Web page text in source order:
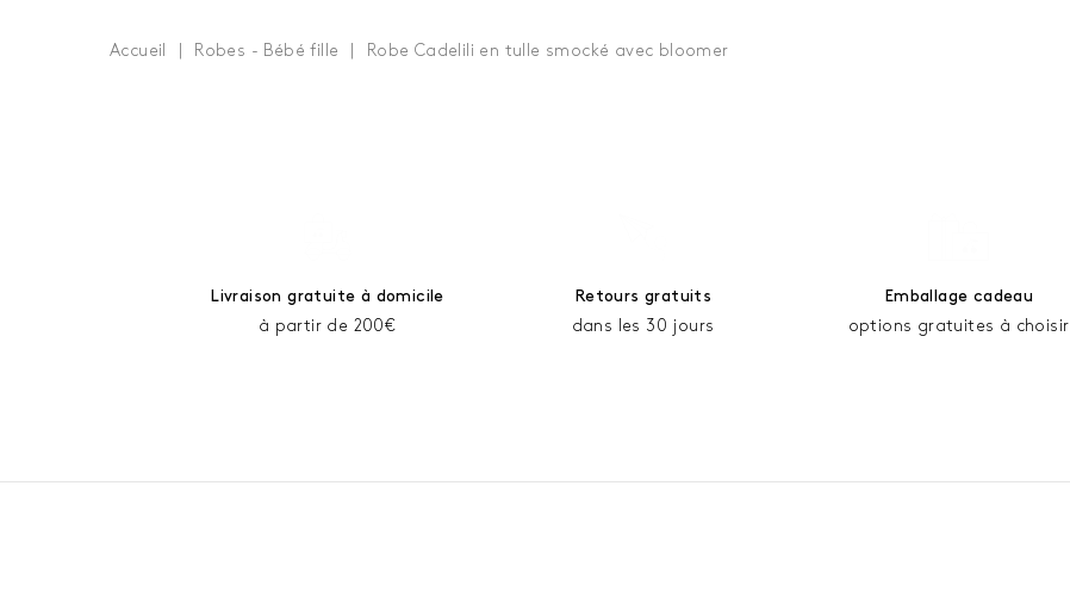
Accueil Robes - Bébé fille Robe Cadelili en tulle smocké avec bloomer
Livraison gratuite à domicile
à partir de 200€
Retours gratuits
dans les 30 jours
Emballage cadeau
options gratuites à choisir